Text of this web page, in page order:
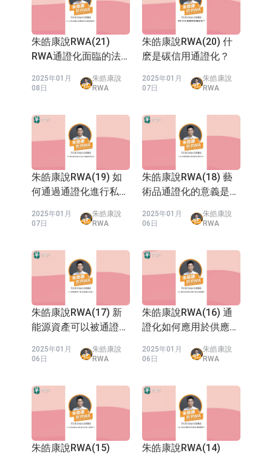
FinTech at the Hong Kong
Polytechnic University and
founded the PolyU Digital
Asset Think Tank as a visiting
scholar. In 2023, he established
promote the tokenization of
real world assets. Mr Zhu also
tokenization companies, along
with several major banks and
fund companies in Hong Kong,
to develop compliant STO
providing advice and product
architecture for projects
CBDCs and stablecoins to
policy makers in Hong Kong
authored the world's first
Chinese monograph on the
tokenization of RWA, published
by the publishing house under
China.
朱皓康說RWA(21)
RWA通證化面臨的法
2025年01月
08日
朱皓康說
RWA
朱皓康說RWA(20) 什
麽是碳信用通證化？
2025年01月
07日
朱皓康說
RWA
朱皓康說RWA(19) 如
何通過通證化進行私募
2025年01月
07日
朱皓康說
RWA
朱皓康說RWA(18) 藝
術品通證化的意義是什
2025年01月
06日
朱皓康說
RWA
朱皓康說RWA(17) 新
能源資產可以被通證化
2025年01月
06日
朱皓康說
RWA
朱皓康說RWA(16) 通
證化如何應用於供應鏈
2025年01月
06日
朱皓康說
RWA
朱皓康說RWA(15)
朱皓康說RWA(14)